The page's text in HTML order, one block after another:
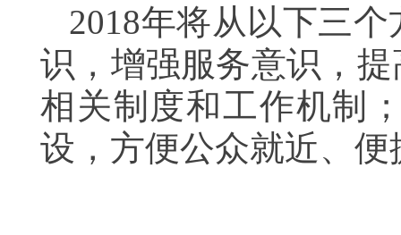
2018年将从以下三
识，增强服务意识，
相关制度和工作机制
设，方便公众就近、便